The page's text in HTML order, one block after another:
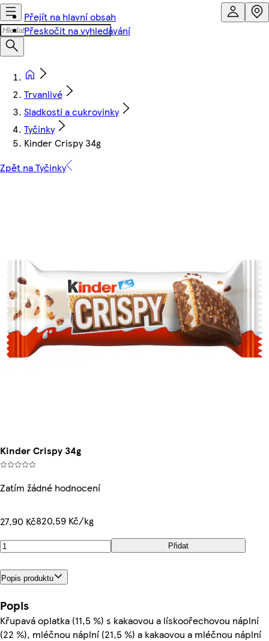
Přejít na hlavní obsah
Přeskočit na vyhledávání
Trvanlivé
Sladkosti a cukrovinky
Tyčinky
Kinder Crispy 34g
Zpět na Tyčinky
Kinder Crispy 34g
Zatím žádné hodnocení
27,90 Kč820,59 Kč/kg
Přidat
Popis produktu
Popis
Křupavá oplatka (11,5 %) s kakaovou a lískoořechovou náplní
(22 %), mléčnou náplní (21,5 %) a kakaovou a mléčnou náplní